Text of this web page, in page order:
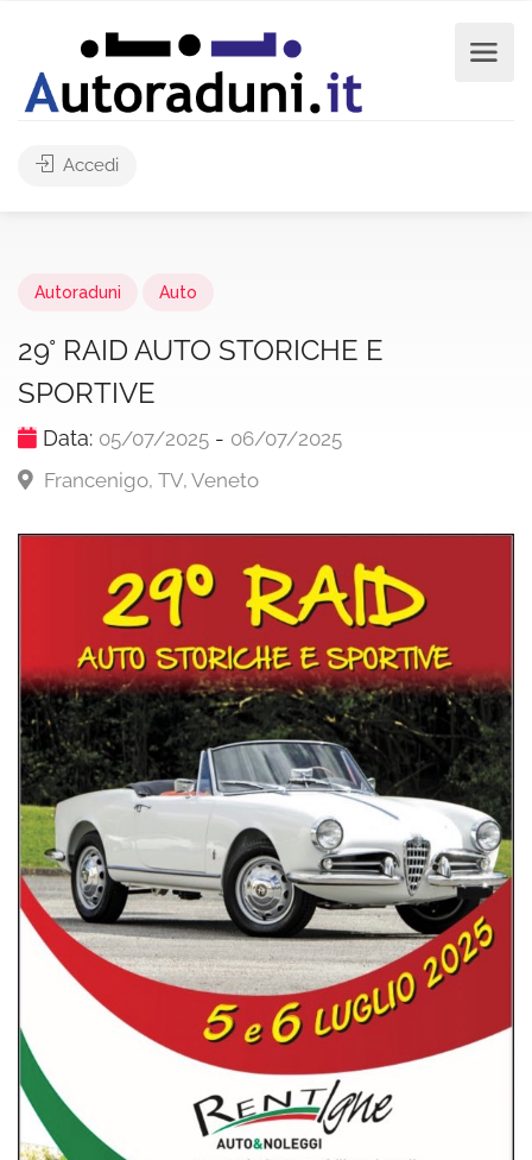
Accedi
Autoraduni Auto
29° RAID AUTO STORICHE E
SPORTIVE
Data: 05/07/2025 - 06/07/2025
Francenigo, TV, Veneto